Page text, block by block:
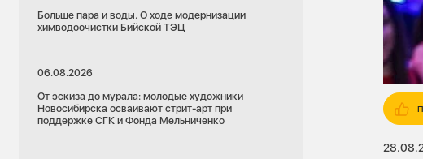
Больше пара и воды. О ходе модернизации
химводоочистки Бийской ТЭЦ
06.08.2026
От эскиза до мурала: молодые художники
Новосибирска осваивают стрит-арт при
поддержке СГК и Фонда Мельниченко